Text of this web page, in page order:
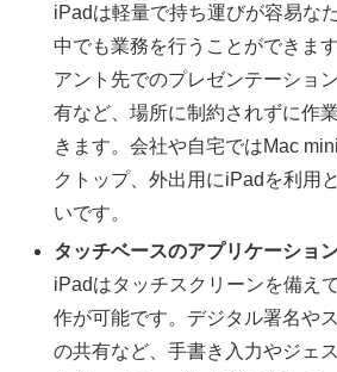
iPadは軽量で持ち運びが容易な
中でも業務を行うことができま
アント先でのプレゼンテーショ
有など、場所に制約されずに作
きます。会社や自宅ではMac
クトップ、外出用にiPadを利用
いです。
タッチベースのアプリケーショ
iPadはタッチスクリーンを備え
作が可能です。デジタル署名や
の共有など、手書き入力やジェ